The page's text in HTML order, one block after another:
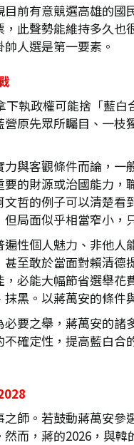
前有意競選高雄的國
此聲勢能維持多久也
人選是第一要素。
下執政權可能捨「藍
原先眾所矚目、一
與客觀條件而論，一
的財源或治國能力
文哲的例子可以清楚
局面似乎相當窄小，
遍性個人魅力、非他
至敢於當面對賴清
必能大幅節省選舉
黑。以蔣萬安的條件
要之舉，蔣萬安的諸
不確定性，提高藍白
之師。若鼓動蔣萬安
而，蔣的2026，與